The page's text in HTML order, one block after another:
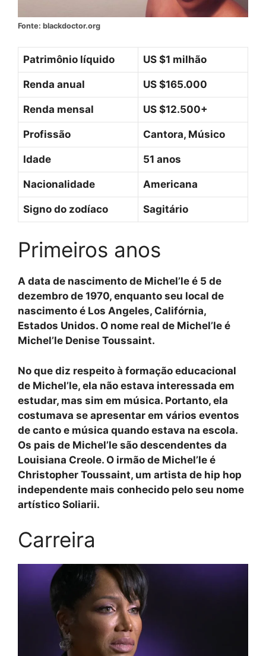
Fonte: blackdoctor.org
Patrimônio líquido US $1 milhão
Renda anual US $165.000
Renda mensal US $12.500+
Profissão Cantora, Músico
Idade 51 anos
Nacionalidade Americana
Signo do zodíaco Sagitário
Primeiros anos
A data de nascimento de Michel’le é 5 de
dezembro de 1970, enquanto seu local de
nascimento é Los Angeles, Califórnia,
Estados Unidos. O nome real de Michel’le é
Michel’le Denise Toussaint.
No que diz respeito à formação educacional
de Michel’le, ela não estava interessada em
estudar, mas sim em música. Portanto, ela
costumava se apresentar em vários eventos
de canto e música quando estava na escola.
Os pais de Michel’le são descendentes da
Louisiana Creole. O irmão de Michel’le é
Christopher Toussaint, um artista de hip hop
independente mais conhecido pelo seu nome
artístico Soliarii.
Carreira